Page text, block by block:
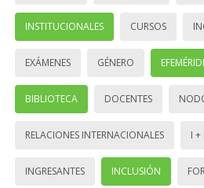
INSTITUCIONALES CURSOS
EXÁMENES GÉNERO
BIBLIOTECA DOCENTES
RELACIONES INTERNACIONALES I +
INGRESANTES INCLUSIÓN